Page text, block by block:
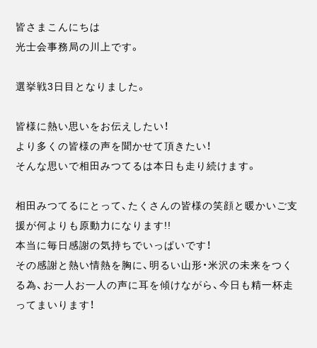
皆さまこんにちは
光士会事務局の川上です。
選挙戦3日目となりました。
皆様に熱い思いをお伝えしたい！
より多くの皆様の声を聞かせて頂きたい！
そんな思いで相田みつてるは本日も走り続けます。
相田みつてるにとって、たくさんの皆様の笑顔と暖かいご支
援が何よりも原動力になります!!
本当に毎日感謝の気持ちでいっぱいです！
その感謝と熱い情熱を胸に、明るい山形・米沢の未来をつく
る為、お一人お一人の声に耳を傾けながら、今日も精一杯走
ってまいります！